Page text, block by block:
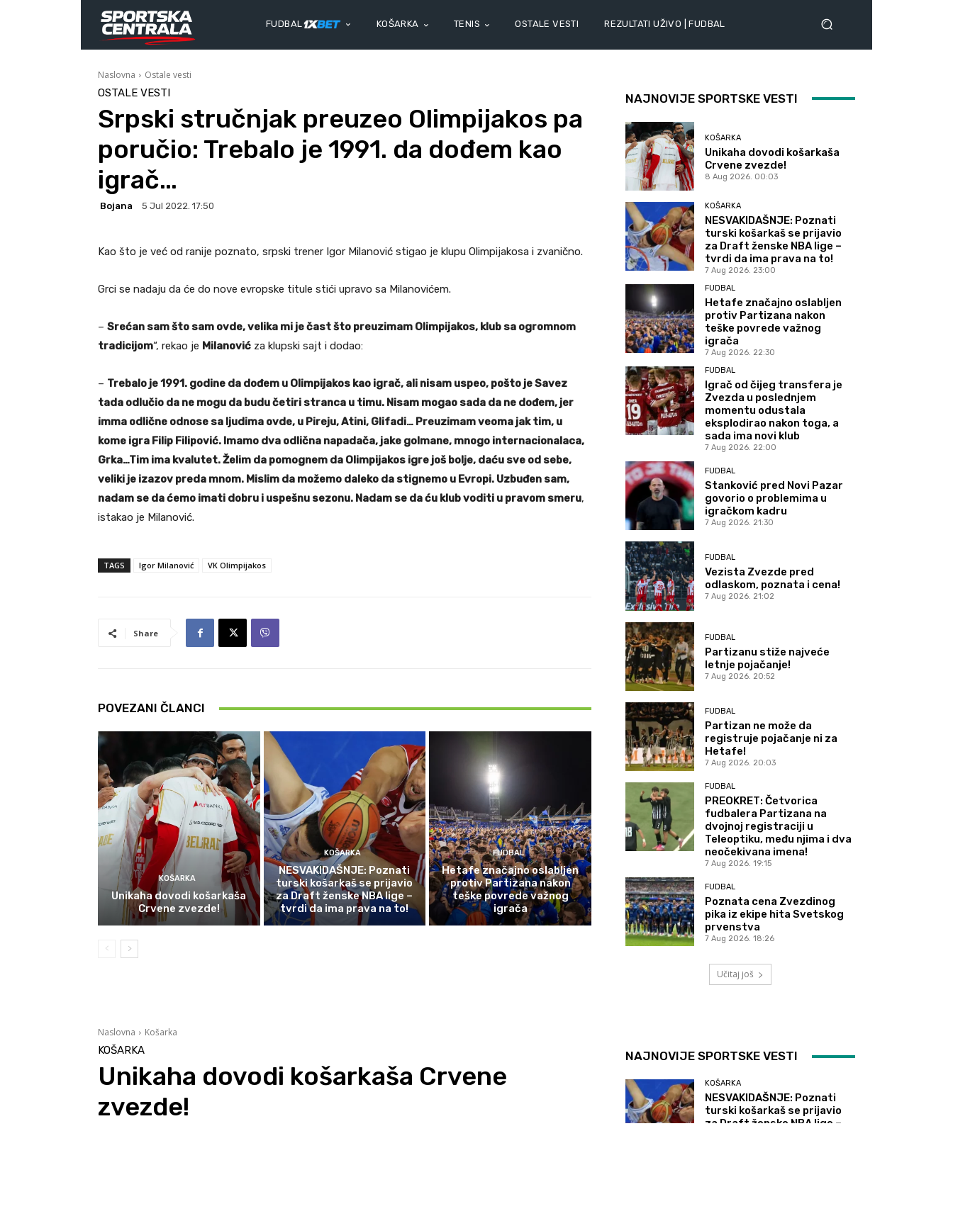
FUDBAL KOŠARKA TENIS OSTALE VESTI REZULTATI UŽIVO | FUDBAL
Naslovna Ostale vesti
OSTALE VESTI
Srpski stručnjak preuzeo Olimpijakos pa
poručio: Trebalo je 1991. da dođem kao
igrač…
Bojana 5 Jul 2022. 17:50
Kao što je već od ranije poznato, srpski trener Igor Milanović stigao je klupu Olimpijakosa i zvanično.
Grci se nadaju da će do nove evropske titule stići upravo sa Milanovićem.
– Srećan sam što sam ovde, velika mi je čast što preuzimam Olimpijakos, klub sa ogromnom
tradicijom“, rekao je Milanović za klupski sajt i dodao:
– Trebalo je 1991. godine da dođem u Olimpijakos kao igrač, ali nisam uspeo, pošto je Savez
tada odlučio da ne mogu da budu četiri stranca u timu. Nisam mogao sada da ne dođem, jer
imma odlične odnose sa ljudima ovde, u Pireju, Atini, Glifadi… Preuzimam veoma jak tim, u
kome igra Filip Filipović. Imamo dva odlična napadača, jake golmane, mnogo internacionalaca,
Grka…Tim ima kvalutet. Želim da pomognem da Olimpijakos igre još bolje, daću sve od sebe,
veliki je izazov preda mnom. Mislim da možemo daleko da stignemo u Evropi. Uzbuđen sam,
nadam se da ćemo imati dobru i uspešnu sezonu. Nadam se da ću klub voditi u pravom smeru,
istakao je Milanović.
TAGS Igor Milanović VK Olimpijakos
Share
POVEZANI ČLANCI
KOŠARKA
Unikaha dovodi košarkaša
Crvene zvezde!
KOŠARKA
NESVAKIDAŠNJE: Poznati
turski košarkaš se prijavio
za Draft ženske NBA lige –
tvrdi da ima prava na to!
FUDBAL
Hetafe značajno oslabljen
protiv Partizana nakon
teške povrede važnog
igrača
NAJNOVIJE SPORTSKE VESTI
KOŠARKA
Unikaha dovodi košarkaša
Crvene zvezde!
8 Aug 2026. 00:03
KOŠARKA
NESVAKIDAŠNJE: Poznati
turski košarkaš se prijavio
za Draft ženske NBA lige –
tvrdi da ima prava na to!
7 Aug 2026. 23:00
FUDBAL
Hetafe značajno oslabljen
protiv Partizana nakon
teške povrede važnog
igrača
7 Aug 2026. 22:30
FUDBAL
Igrač od čijeg transfera je
Zvezda u poslednjem
momentu odustala
eksplodirao nakon toga, a
sada ima novi klub
7 Aug 2026. 22:00
FUDBAL
Stanković pred Novi Pazar
govorio o problemima u
igračkom kadru
7 Aug 2026. 21:30
FUDBAL
Vezista Zvezde pred
odlaskom, poznata i cena!
7 Aug 2026. 21:02
FUDBAL
Partizanu stiže najveće
letnje pojačanje!
7 Aug 2026. 20:52
FUDBAL
Partizan ne može da
registruje pojačanje ni za
Hetafe!
7 Aug 2026. 20:03
FUDBAL
PREOKRET: Četvorica
fudbalera Partizana na
dvojnoj registraciji u
Teleoptiku, među njima i dva
neočekivana imena!
7 Aug 2026. 19:15
FUDBAL
Poznata cena Zvezdinog
pika iz ekipe hita Svetskog
prvenstva
7 Aug 2026. 18:26
Učitaj još